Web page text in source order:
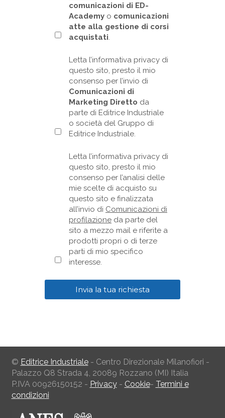
comunicazioni di ED-
Academy o comunicazioni
atte alla gestione di corsi
acquistati.
Letta l’informativa privacy di
questo sito, presto il mio
consenso per l’invio di
Comunicazioni di
Marketing Diretto da
parte di Editrice Industriale
o società del Gruppo di
Editrice Industriale.
Letta l’informativa privacy di
questo sito, presto il mio
consenso per l’analisi delle
mie scelte di acquisto su
questo sito e finalizzata
all’invio di Comunicazioni di
profilazione da parte del
sito a mezzo mail e riferite a
prodotti propri o di terze
parti di mio specifico
interesse.
© Editrice Industriale- Centro Direzionale Milanofiori -
Palazzo Q8 Strada 4, 20089 Rozzano (MI) Italia
P.IVA 00926150152 - Privacy- Cookie- Termini e
condizioni